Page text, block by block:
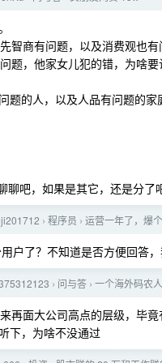
智商有问题，以及消费观也有
题，他家女儿犯的错，为啥要
题的人，以及人品有问题的家
聊吧，如果是其它，还是分了
› 程序员 › 运营一年了，爆
户了？不知道是否方便回答
› 问与答 › 一个海外码农
再面大公司高点的层级，毕
下，为啥不没通过